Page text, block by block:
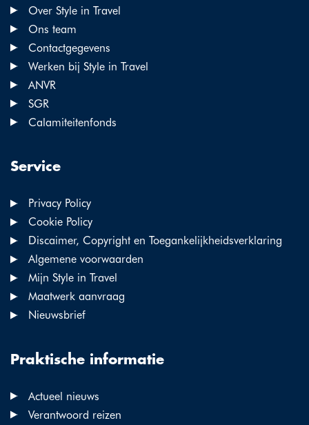
Over Style in Travel
Ons team
Contactgegevens
Werken bij Style in Travel
ANVR
SGR
Calamiteitenfonds
Service
Privacy Policy
Cookie Policy
Discaimer, Copyright en Toegankelijkheidsverklaring
Algemene voorwaarden
Mijn Style in Travel
Maatwerk aanvraag
Nieuwsbrief
Praktische informatie
Actueel nieuws
Verantwoord reizen